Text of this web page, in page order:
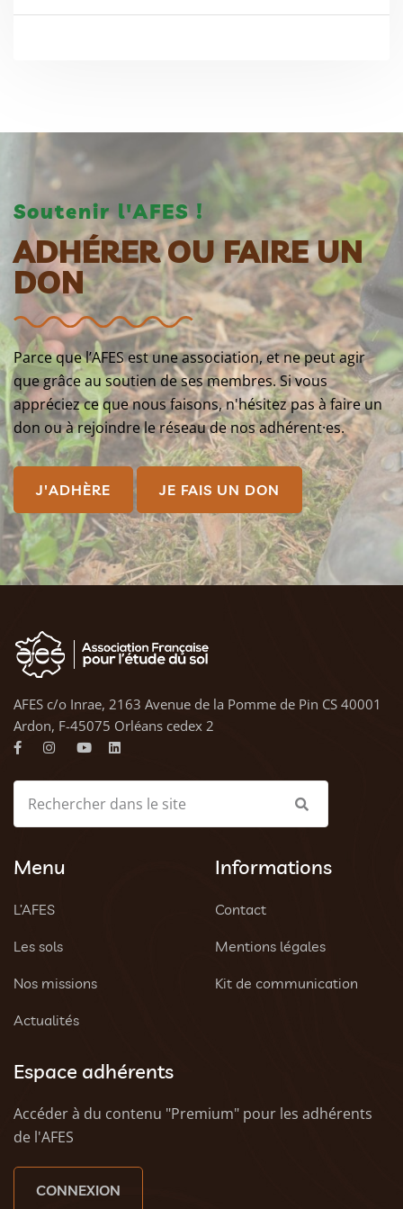
Soutenir l'AFES !
ADHÉRER OU FAIRE UN
DON
Parce que l’AFES est une association, et ne peut agir
que grâce au soutien de ses membres. Si vous
appréciez ce que nous faisons, n'hésitez pas à faire un
don ou à rejoindre le réseau de nos adhérent·es.
J'ADHÈRE JE FAIS UN DON
AFES c/o Inrae, 2163 Avenue de la Pomme de Pin CS 40001
Ardon, F-45075 Orléans cedex 2
Menu
L’AFES
Les sols
Nos missions
Actualités
Informations
Contact
Mentions légales
Kit de communication
Espace adhérents
Accéder à du contenu "Premium" pour les adhérents
de l'AFES
CONNEXION